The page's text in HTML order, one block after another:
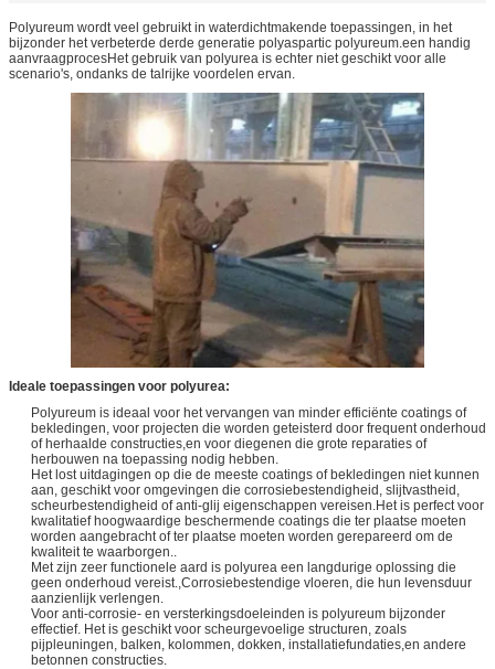
Polyureum wordt veel gebruikt in waterdichtmakende toepassingen, in het
bijzonder het verbeterde derde generatie polyaspartic polyureum.een handig
aanvraagprocesHet gebruik van polyurea is echter niet geschikt voor alle
scenario's, ondanks de talrijke voordelen ervan.
Ideale toepassingen voor polyurea:
Polyureum is ideaal voor het vervangen van minder efficiënte coatings of
bekledingen, voor projecten die worden geteisterd door frequent onderhoud
of herhaalde constructies,en voor diegenen die grote reparaties of
herbouwen na toepassing nodig hebben.
Het lost uitdagingen op die de meeste coatings of bekledingen niet kunnen
aan, geschikt voor omgevingen die corrosiebestendigheid, slijtvastheid,
scheurbestendigheid of anti-glij eigenschappen vereisen.Het is perfect voor
kwalitatief hoogwaardige beschermende coatings die ter plaatse moeten
worden aangebracht of ter plaatse moeten worden gerepareerd om de
kwaliteit te waarborgen..
Met zijn zeer functionele aard is polyurea een langdurige oplossing die
geen onderhoud vereist.,Corrosiebestendige vloeren, die hun levensduur
aanzienlijk verlengen.
Voor anti-corrosie- en versterkingsdoeleinden is polyureum bijzonder
effectief. Het is geschikt voor scheurgevoelige structuren, zoals
pijpleuningen, balken, kolommen, dokken, installatiefundaties,en andere
betonnen constructies.